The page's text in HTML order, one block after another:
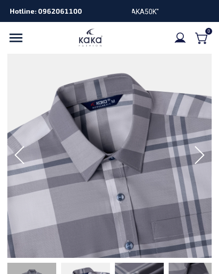
Hotline: 0962061100
0